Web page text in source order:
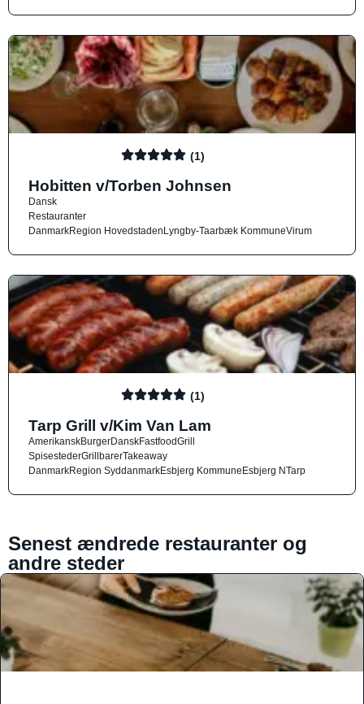
(1)
Hobitten v/Torben Johnsen
Dansk
Restauranter
DanmarkRegion HovedstadenLyngby-Taarbæk KommuneVirum
(1)
Tarp Grill v/Kim Van Lam
AmerikanskBurgerDanskFastfoodGrill
SpisestederGrillbarerTakeaway
DanmarkRegion SyddanmarkEsbjerg KommuneEsbjerg NTarp
Senest ændrede restauranter og
andre steder